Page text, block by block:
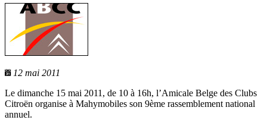
12 mai 2011
Le dimanche 15 mai 2011, de 10 à 16h, l’Amicale Belge des Clubs
Citroën organise à Mahymobiles son 9ème rassemblement national
annuel.